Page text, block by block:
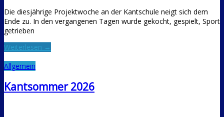
Die diesjährige Projektwoche an der Kantschule neigt sich dem
Ende zu. In den vergangenen Tagen wurde gekocht, gespielt, Sport
getrieben
Weiterlesen →
Allgemein
Kantsommer 2026